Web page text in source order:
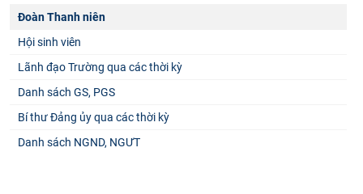
Đoàn Thanh niên
Hội sinh viên
Lãnh đạo Trường qua các thời kỳ
Danh sách GS, PGS
Bí thư Đảng ủy qua các thời kỳ
Danh sách NGND, NGƯT